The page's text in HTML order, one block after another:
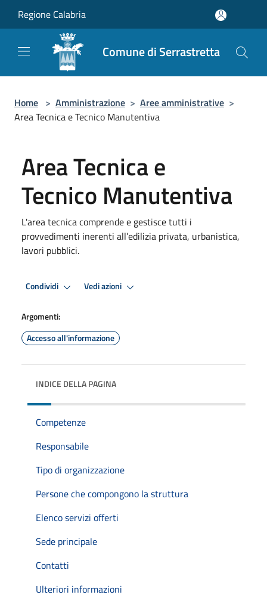
Regione Calabria
Comune di Serrastretta
Home > Amministrazione > Aree amministrative >
Area Tecnica e Tecnico Manutentiva
Area Tecnica e
Tecnico Manutentiva
L'area tecnica comprende e gestisce tutti i
provvedimenti inerenti all’edilizia privata, urbanistica,
lavori pubblici.
Condividi Vedi azioni
Argomenti:
Accesso all'informazione
INDICE DELLA PAGINA
Competenze
Responsabile
Tipo di organizzazione
Persone che compongono la struttura
Elenco servizi offerti
Sede principale
Contatti
Ulteriori informazioni